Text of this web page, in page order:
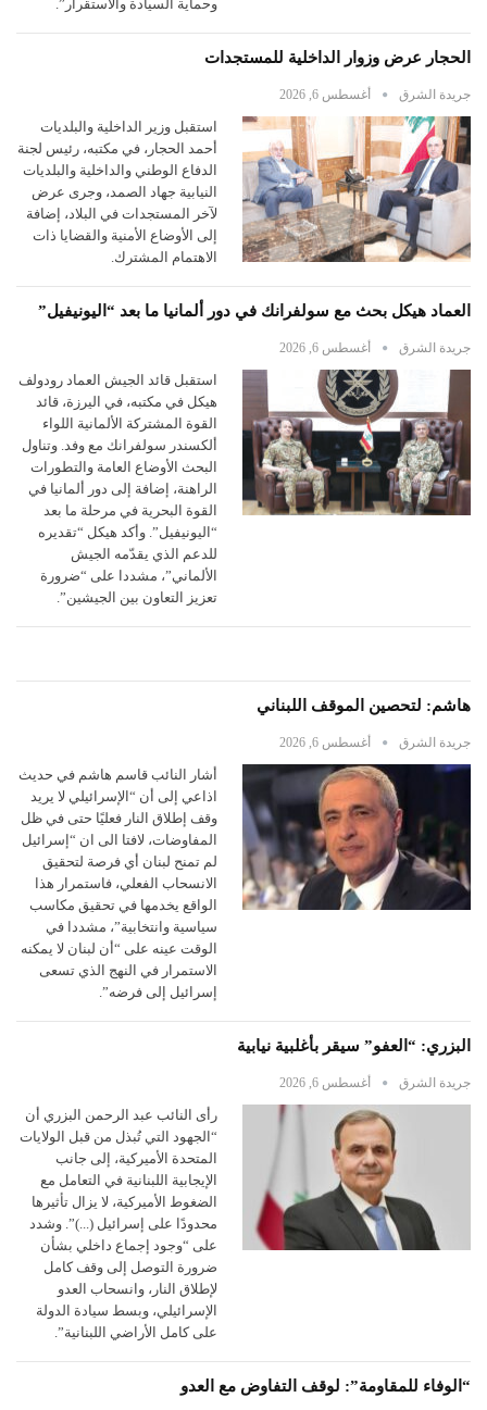
وحماية السيادة والاستقرار”.
الحجار عرض وزوار الداخلية للمستجدات
جريدة الشرق أغسطس 6, 2026
استقبل وزير الداخلية والبلديات
أحمد الحجار، في مكتبه، رئيس لجنة
الدفاع الوطني والداخلية والبلديات
النيابية جهاد الصمد، وجرى عرض
لآخر المستجدات في البلاد، إضافة
إلى الأوضاع الأمنية والقضايا ذات
الاهتمام المشترك.
العماد هيكل بحث مع سولفرانك في دور ألمانيا ما بعد “اليونيفيل”
جريدة الشرق أغسطس 6, 2026
استقبل قائد الجيش العماد رودولف
هيكل في مكتبه، في اليرزة، قائد
القوة المشتركة الألمانية اللواء
ألكسندر سولفرانك مع وفد. وتناول
البحث الأوضاع العامة والتطورات
الراهنة، إضافة إلى دور ألمانيا في
القوة البحرية في مرحلة ما بعد
“اليونيفيل”. وأكد هيكل “تقديره
للدعم الذي يقدّمه الجيش
الألماني”، مشددا على “ضرورة
تعزيز التعاون بين الجيشين”.
هاشم: لتحصين الموقف اللبناني
جريدة الشرق أغسطس 6, 2026
أشار النائب قاسم هاشم في حديث
اذاعي إلى أن “الإسرائيلي لا يريد
وقف إطلاق النار فعليًا حتى في ظل
المفاوضات، لافتا الى ان “إسرائيل
لم تمنح لبنان أي فرصة لتحقيق
الانسحاب الفعلي، فاستمرار هذا
الواقع يخدمها في تحقيق مكاسب
سياسية وانتخابية”، مشددا في
الوقت عينه على “أن لبنان لا يمكنه
الاستمرار في النهج الذي تسعى
إسرائيل إلى فرضه”.
البزري: “العفو” سيقر بأغلبية نيابية
جريدة الشرق أغسطس 6, 2026
رأى النائب عبد الرحمن البزري أن
“الجهود التي تُبذل من قبل الولايات
المتحدة الأميركية، إلى جانب
الإيجابية اللبنانية في التعامل مع
الضغوط الأميركية، لا يزال تأثيرها
محدودًا على إسرائيل (...)”. وشدد
على “وجود إجماع داخلي بشأن
ضرورة التوصل إلى وقف كامل
لإطلاق النار، وانسحاب العدو
الإسرائيلي، وبسط سيادة الدولة
على كامل الأراضي اللبنانية”.
“الوفاء للمقاومة”: لوقف التفاوض مع العدو